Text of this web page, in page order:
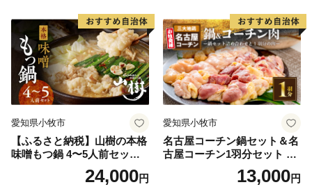
単身者部門で2年連続1位、シニア世代部門2位に選ばれ
るなど、幅広い年代の方が、安心して生活できる環境も
魅力です。
愛知県小牧市
【ふるさと納税】山樹の本格
味噌もつ鍋 4〜5人前セット
山樹 国産 牛もつ ホルモン モ
ツ オンライン飲み会 ホーム
24,000円
愛知県小牧市
名古屋コーチン鍋セット＆名
古屋コーチン1羽分セット 日
本三大地鶏 鍋セット 鶏肉 も
も肉 むね肉 ササミ 肉団子 鍋
13,000円